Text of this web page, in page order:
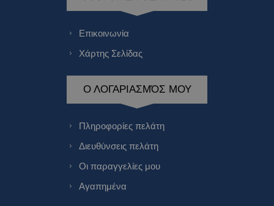
Επικοινωνία
Χάρτης Σελίδας
Ο ΛΟΓΑΡΙΑΣΜΌΣ ΜΟΥ
Πληροφορίες πελάτη
Διευθύνσεις πελάτη
Οι παραγγελίες μου
Αγαπημένα